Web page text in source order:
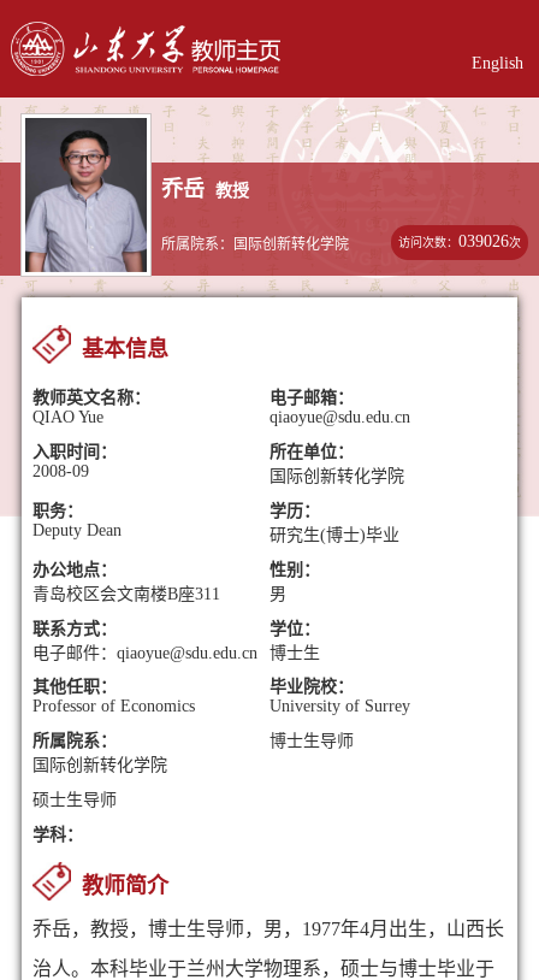
English
乔岳 教授
所属院系：国际创新转化学院 访问次数：039026次
基本信息
教师英文名称：
QIAO Yue
电子邮箱：
qiaoyue@sdu.edu.cn
入职时间：
2008-09
所在单位：
国际创新转化学院
职务：
Deputy Dean
学历：
研究生(博士)毕业
办公地点：
青岛校区会文南楼B座311
性别：
男
联系方式：
电子邮件：qiaoyue@sdu.edu.cn
学位：
博士生
其他任职：
Professor of Economics
毕业院校：
University of Surrey
所属院系：
国际创新转化学院
博士生导师
硕士生导师
学科：
教师简介
乔岳，教授，博士生导师，男， 1977年4月出生，山西长
治人。本科毕业于兰州大学物理系，硕士与博士毕业于